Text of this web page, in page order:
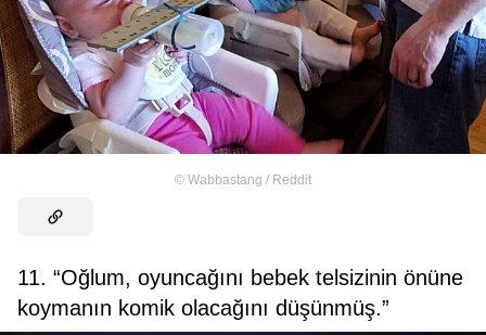
© Wabbastang / Reddit
11. “Oğlum, oyuncağını bebek telsizinin önüne
koymanın komik olacağını düşünmüş.”